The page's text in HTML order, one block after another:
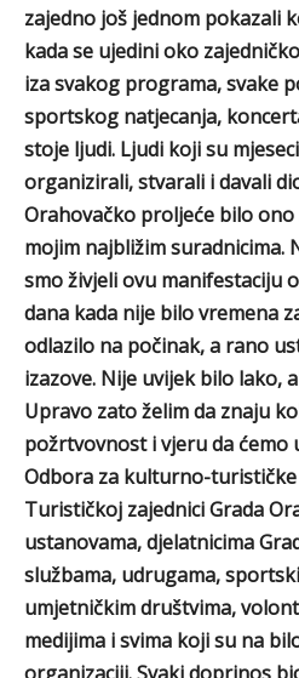
zajedno još jednom pokazali
kada se ujedini oko
iza svakog programa, svake
sportskog natjecanja,
stoje ljudi. Ljudi koji su
organizirali, stvarali i davali
Orahovačko proljeće bilo
mojim najbližim suradnicima.
smo živjeli ovu manifestaciju
dana kada nije bilo vremena
odlazilo na počinak, a rano
izazove. Nije uvijek bilo lako,
Upravo zato želim da znaju
požrtvovnost i vjeru da ćemo
Odbora za kulturno-
Turističkoj zajednici Grada
ustanovama, djelatnicima
službama, udrugama,
umjetničkim društvima,
medijima i svima koji su na